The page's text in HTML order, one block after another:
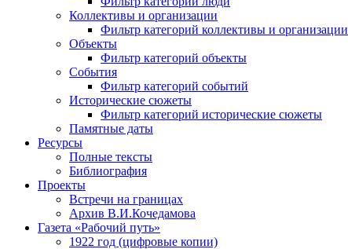
Коллективы и организации
Фильтр категорий коллективы и организации
Объекты
Фильтр категорий объекты
События
Фильтр категорий событий
Исторические сюжеты
Фильтр категорий исторические сюжеты
Памятные даты
Ресурсы
Полные тексты
Библиография
Проекты
Встречи на границах
Архив В.И.Кочедамова
Газета «Рабочий путь»
1922 год (цифровые копии)